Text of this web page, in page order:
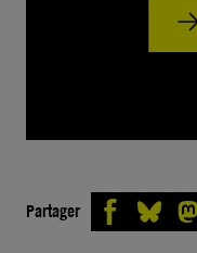
Partager